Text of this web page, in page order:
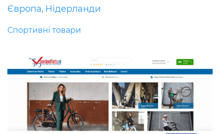
Європа, Нідерланди
Спортивні товари